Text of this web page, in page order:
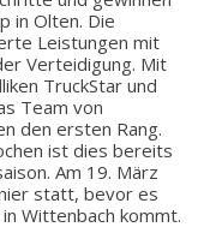
in Olten. Die
Leistungen mit
Verteidigung. Mit
TruckStar und
Team von
den ersten Rang.
ist dies bereits
Am 19. März
statt, bevor es
Wittenbach kommt.